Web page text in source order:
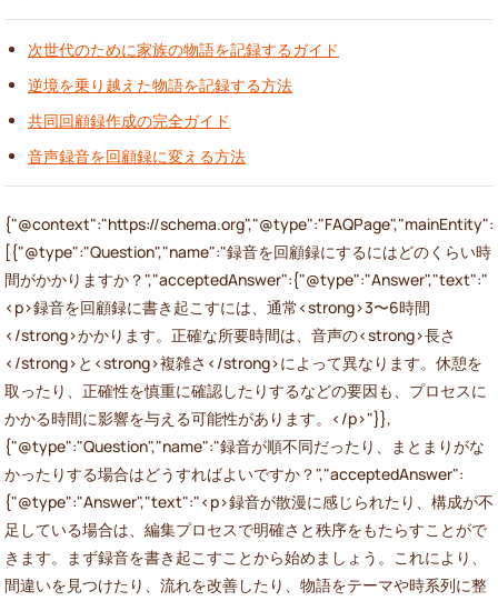
次世代のために家族の物語を記録するガイド
逆境を乗り越えた物語を記録する方法
共同回顧録作成の完全ガイド
音声録音を回顧録に変える方法
{"@context":"https://schema.org","@type":"FAQPage","mainEntity":
[{"@type":"Question","name":"録音を回顧録にするにはどのくらい時
間がかかりますか？","acceptedAnswer":{"@type":"Answer","text":"
<p>録音を回顧録に書き起こすには、通常<strong>3〜6時間
</strong>かかります。正確な所要時間は、音声の<strong>長さ
</strong>と<strong>複雑さ</strong>によって異なります。休憩を
取ったり、正確性を慎重に確認したりするなどの要因も、プロセスに
かかる時間に影響を与える可能性があります。</p>"}},
{"@type":"Question","name":"録音が順不同だったり、まとまりがな
かったりする場合はどうすればよいですか？","acceptedAnswer":
{"@type":"Answer","text":"<p>録音が散漫に感じられたり、構成が不
足している場合は、編集プロセスで明確さと秩序をもたらすことがで
きます。まず録音を書き起こすことから始めましょう。これにより、
間違いを見つけたり、流れを改善したり、物語をテーマや時系列に整